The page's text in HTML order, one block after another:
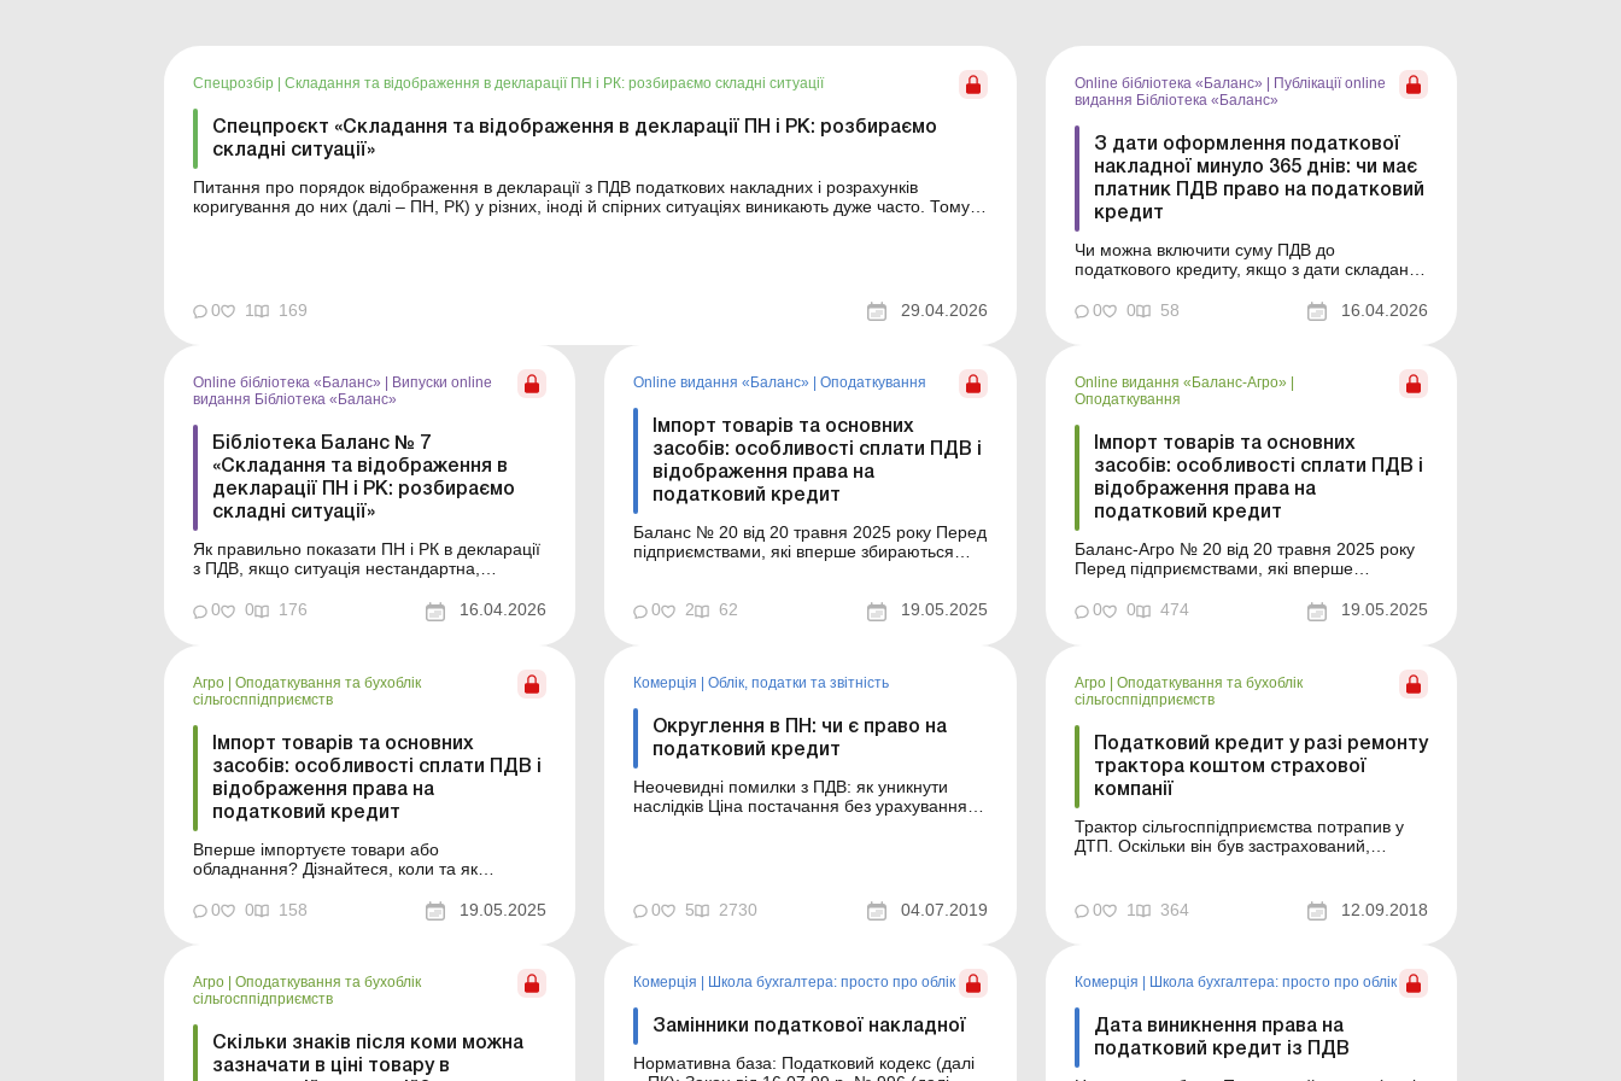
Спецрозбір Складання та відображення в декларації ПН і РК: розбираємо складні ситуації
Спецпроєкт «Складання та відображення в декларації ПН і РК: розбираємо
складні ситуації»
Питання про порядок відображення в декларації з ПДВ податкових накладних і розрахунків
коригування до них (далі – ПН, РК) у різних, іноді й спірних ситуаціях виникають дуже часто. Тому
0 1 169 29.04.2026
Online бібліотека «Баланс»
Публікації online
видання Бібліотека «Баланс»
З дати оформлення податкової
накладної минуло 365 днів: чи має
платник ПДВ право на податковий
кредит
Чи можна включити суму ПДВ до
податкового кредиту, якщо з дати складання
календарних днів, а в декларації її так і не
було відображено? Розповімо, чи втрачає
Баланс № 7 «Складання та ...
0 0 58 16.04.2026
Online бібліотека «Баланс»
Випуски online
видання Бібліотека «Баланс»
Бібліотека Баланс № 7
«Складання та відображення в
декларації ПН і РК: розбираємо
складні ситуації»
Як правильно показати ПН і РК в декларації
з ПДВ, якщо ситуація нестандартна,
ситуації бухгалтер стикається з ризиком
некоректно визначити податкові
занизити чи завищити суму ПДВ до ...
0 0 176 16.04.2026
Online видання «Баланс» Оподаткування
Імпорт товарів та основних
засобів: особливості сплати ПДВ і
відображення права на
податковий кредит
Баланс № 20 від 20 травня 2025 року Перед
підприємствами, які вперше збираються
сплачувати ПДВ, коли можна відобразити
0 2 62 19.05.2025
Online видання «Баланс-Агро»
Оподаткування
Імпорт товарів та основних
засобів: особливості сплати ПДВ і
відображення права на
податковий кредит
Баланс-Агро № 20 від 20 травня 2025 року
Перед підприємствами, які вперше
засоби, постає безліч запитань, а саме:
коли та як сплачувати ПДВ, коли можна
притримати податковий кредит ...
0 0 474 19.05.2025
Агро | Оподаткування та бухоблік
сільгосппідприємств
Імпорт товарів та основних
засобів: особливості сплати ПДВ і
відображення права на
податковий кредит
Вперше імпортуєте товари або
обладнання? Дізнайтеся, коли та як
податковий кредит тощо. Перед
підприємствами, які вперше збираються
постає безліч запитань, а саме: коли та як
сплачувати ПДВ, коли можна відобразити
податковий кре...
0 0 158 19.05.2025
Комерція | Облік, податки та звiтнiсть
Округлення в ПН: чи є право на
податковий кредит
Неочевидні помилки з ПДВ: як уникнути
наслідків Ціна постачання без урахування
копійками (тобто із двома знаками післ...
0 5 2730 04.07.2019
Агро | Оподаткування та бухоблік
сільгосппідприємств
Податковий кредит у разі ремонту
трактора коштом страхової
компанії
Трактор сільгосппідприємства потрапив у
ДТП. Оскільки він був застрахований,
авторемонтному підприємству. Ремонтне
підприємство виписало податкову накладну
0 1 364 12.09.2018
Агро | Оподаткування та бухоблік
сільгосппідприємств
Скільки знаків після коми можна
зазначати в ціні товару в
Комерція | Школа бухгалтера: просто про облік
Замінники податкової накладної
Нормативна база: Податковий кодекс (далі
Комерція | Школа бухгалтера: просто про облік
Дата виникнення права на
податковий кредит із ПДВ